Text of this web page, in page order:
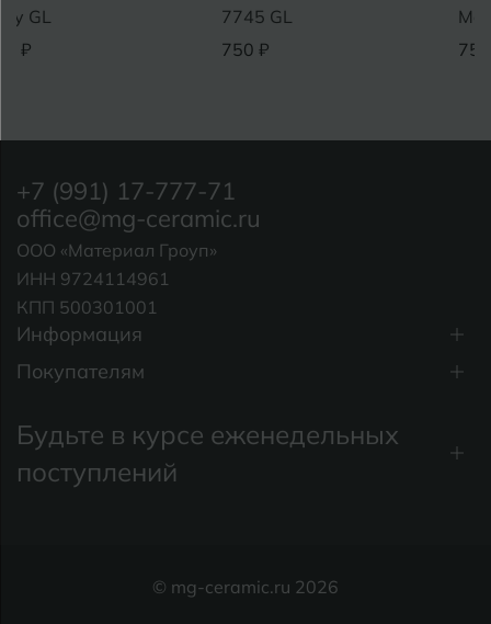
GL
₽
7745 GL
750 ₽
Информация
Покупателям
+7 (991) 17-777-71
office@mg-ceramic.ru
ООО «Материал Гроуп»
ИНН 9724114961
КПП 500301001
Будьте в курсе еженедельных
поступлений
© mg-ceramic.ru 2026